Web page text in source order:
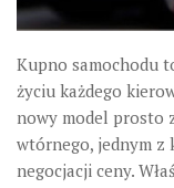
Kupno samochodu
życiu każdego
nowy model prosto
wtórnego, jednym z
negocjacji ceny.